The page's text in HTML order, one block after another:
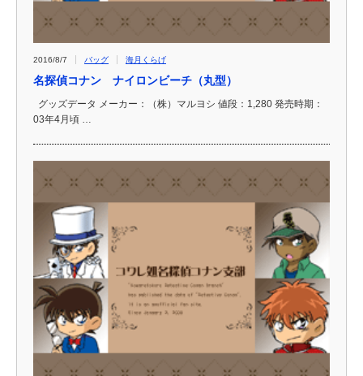
2016/8/7 バッグ 海月くらげ
名探偵コナン ナイロンビーチ（丸型）
グッズデータ メーカー：（株）マルヨシ 値段：1,280 発売時期：
03年4月頃 …